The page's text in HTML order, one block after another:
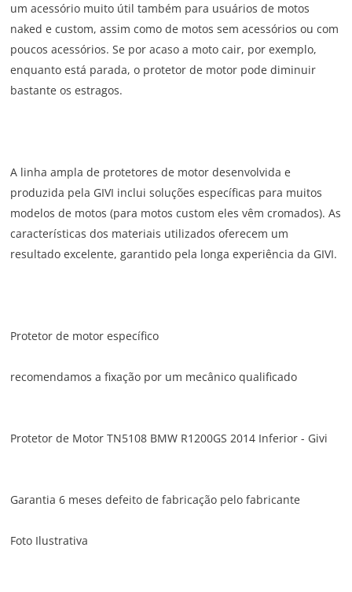
um acessório muito útil também para usuários de motos
naked e custom, assim como de motos sem acessórios ou com
poucos acessórios. Se por acaso a moto cair, por exemplo,
enquanto está parada, o protetor de motor pode diminuir
bastante os estragos.
A linha ampla de protetores de motor desenvolvida e
produzida pela GIVI inclui soluções específicas para muitos
modelos de motos (para motos custom eles vêm cromados). As
características dos materiais utilizados oferecem um
resultado excelente, garantido pela longa experiência da GIVI.
Protetor de motor específico
recomendamos a fixação por um mecânico qualificado
Protetor de Motor TN5108 BMW R1200GS 2014 Inferior - Givi
Garantia 6 meses defeito de fabricação pelo fabricante
Foto Ilustrativa